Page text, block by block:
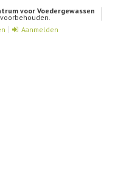
voor Voedergewassen
Aanmelden